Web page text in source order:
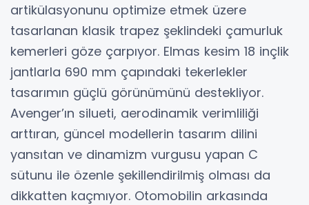
artikülasyonunu optimize etmek üzere
tasarlanan klasik trapez şeklindeki çamurluk
kemerleri göze çarpıyor. Elmas kesim 18 inçlik
jantlarla 690 mm çapındaki tekerlekler
tasarımın güçlü görünümünü destekliyor.
Avenger’ın silueti, aerodinamik verimliliği
arttıran, güncel modellerin tasarım dilini
yansıtan ve dinamizm vurgusu yapan C
sütunu ile özenle şekillendirilmiş olması da
dikkatten kaçmıyor. Otomobilin arkasında